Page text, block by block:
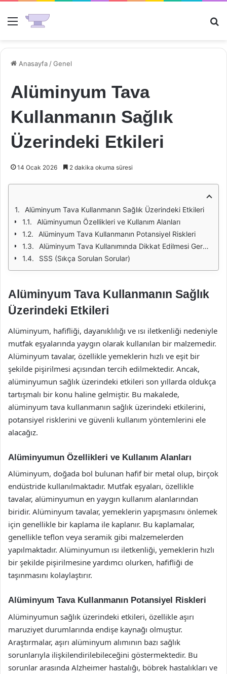
Menü
Anasayfa /Genel
Alüminyum Tava
Kullanmanın Sağlık
Üzerindeki Etkileri
14 Ocak 2026 2 dakika okuma süresi
Alüminyum Tava Kullanmanın Sağlık Üzerindeki Etkileri
Alüminyumun Özellikleri ve Kullanım Alanları
Alüminyum Tava Kullanmanın Potansiyel Riskleri
Alüminyum Tava Kullanımında Dikkat Edilmesi Gerekenler
SSS (Sıkça Sorulan Sorular)
Alüminyum Tava Kullanmanın Sağlık
Üzerindeki Etkileri
Alüminyum, hafifliği, dayanıklılığı ve ısı iletkenliği nedeniyle
mutfak eşyalarında yaygın olarak kullanılan bir malzemedir.
Alüminyum tavalar, özellikle yemeklerin hızlı ve eşit bir
şekilde pişirilmesi açısından tercih edilmektedir. Ancak,
alüminyumun sağlık üzerindeki etkileri son yıllarda oldukça
tartışmalı bir konu haline gelmiştir. Bu makalede,
alüminyum tava kullanmanın sağlık üzerindeki etkilerini,
potansiyel risklerini ve güvenli kullanım yöntemlerini ele
alacağız.
Alüminyumun Özellikleri ve Kullanım Alanları
Alüminyum, doğada bol bulunan hafif bir metal olup, birçok
endüstride kullanılmaktadır. Mutfak eşyaları, özellikle
tavalar, alüminyumun en yaygın kullanım alanlarından
biridir. Alüminyum tavalar, yemeklerin yapışmasını önlemek
için genellikle bir kaplama ile kaplanır. Bu kaplamalar,
genellikle teflon veya seramik gibi malzemelerden
yapılmaktadır. Alüminyumun ısı iletkenliği, yemeklerin hızlı
bir şekilde pişirilmesine yardımcı olurken, hafifliği de
taşınmasını kolaylaştırır.
Alüminyum Tava Kullanmanın Potansiyel Riskleri
Alüminyumun sağlık üzerindeki etkileri, özellikle aşırı
maruziyet durumlarında endişe kaynağı olmuştur.
Araştırmalar, aşırı alüminyum alımının bazı sağlık
sorunlarıyla ilişkilendirilebileceğini göstermektedir. Bu
sorunlar arasında Alzheimer hastalığı, böbrek hastalıkları ve